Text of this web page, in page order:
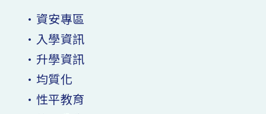
•資安專區
•入學資訊
•升學資訊
•均質化
•性平教育